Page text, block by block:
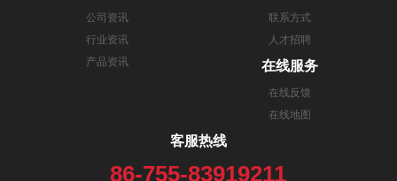
公司资讯
行业资讯
产品资讯
联系方式
人才招聘
在线服务
在线反馈
在线地图
客服热线
86-755-83919211